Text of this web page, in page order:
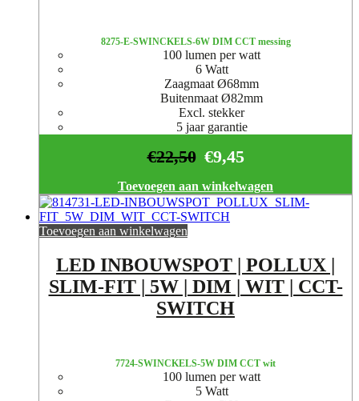
8275-E-SWINCKELS-6W DIM CCT messing
100 lumen per watt
6 Watt
Zaagmaat Ø68mm
Buitenmaat Ø82mm
Excl. stekker
5 jaar garantie
€9,45
€22,50
Toevoegen aan winkelwagen
Toevoegen aan winkelwagen
LED INBOUWSPOT | POLLUX |
SLIM-FIT | 5W | DIM | WIT | CCT-
SWITCH
7724-SWINCKELS-5W DIM CCT wit
100 lumen per watt
5 Watt